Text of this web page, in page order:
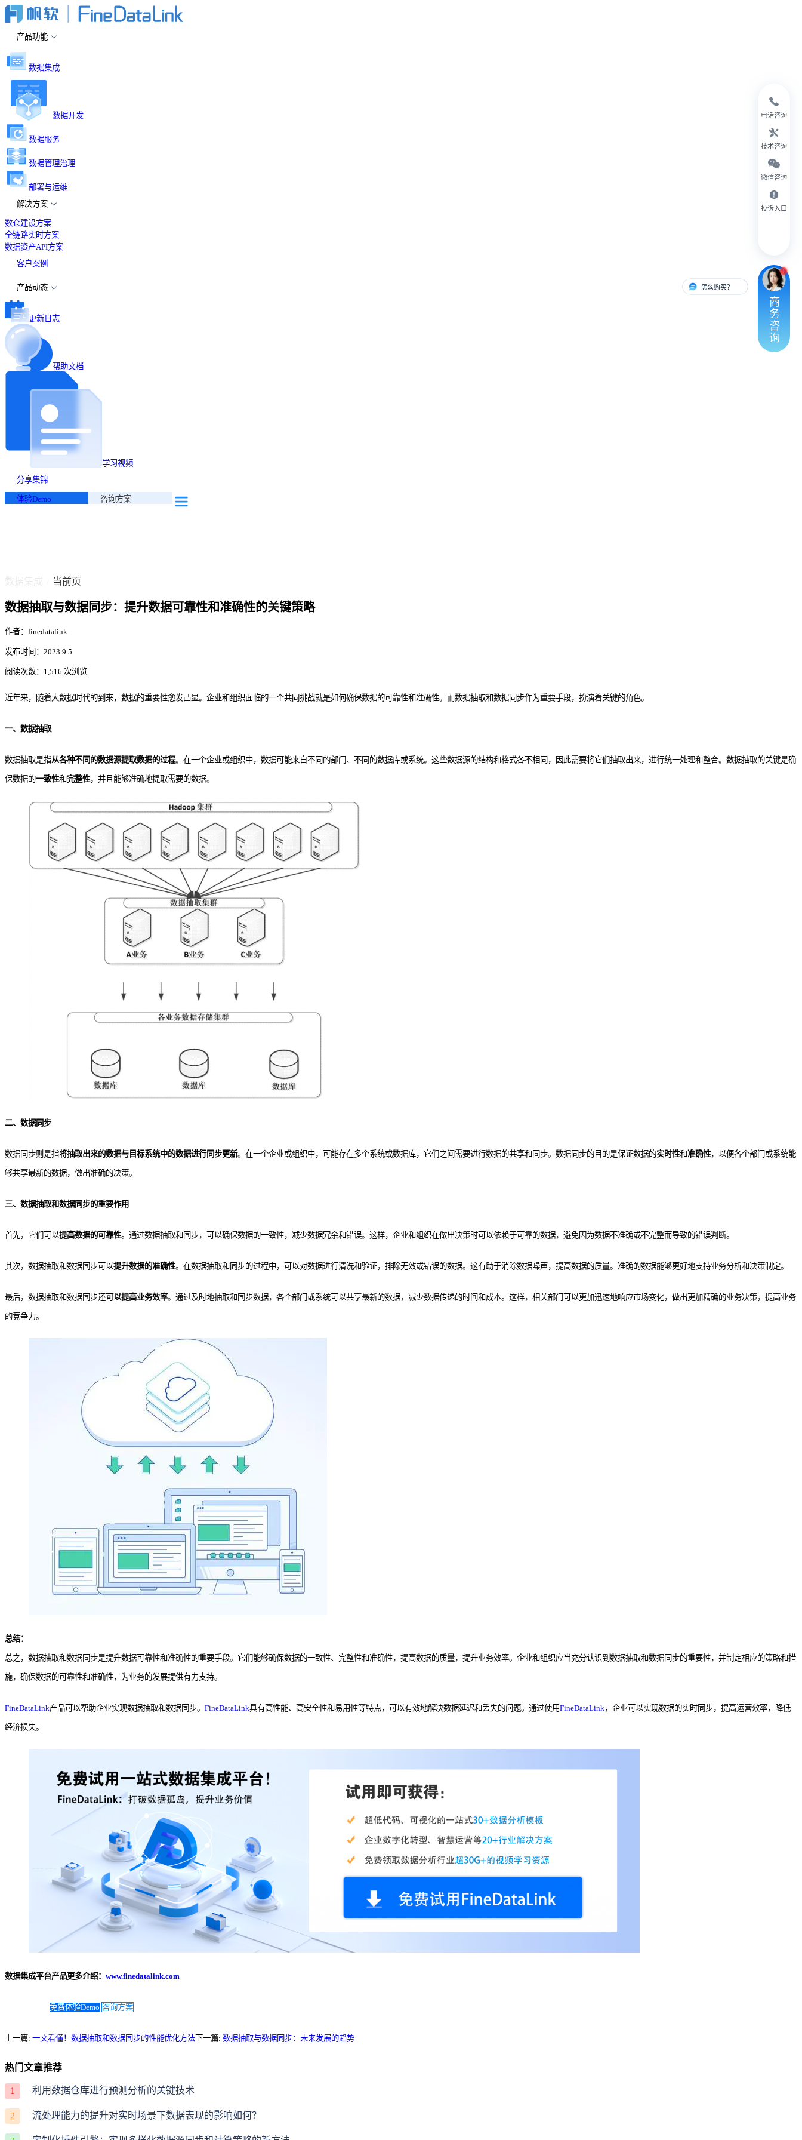
产品功能
数据集成
数据开发
数据服务
数据管理治理
部署与运维
解决方案
数仓建设方案
全链路实时方案
数据资产API方案
客户案例
产品动态
更新日志
帮助文档
学习视频
分享集锦
体验Demo 咨询方案
当前页
数据抽取与数据同步：提升数据可靠性和准确性的关键策略
作者：finedatalink
发布时间：2023.9.5
阅读次数：1,516 次浏览
近年来，随着大数据时代的到来，数据的重要性愈发凸显。企业和组织面临的一个共同挑战就是如何确保数据的可靠性和准确性。而数据抽取和数据同步作为重要手段，扮演着关键的角色。
一、数据抽取
数据抽取是指从各种不同的数据源提取数据的过程。在一个企业或组织中，数据可能来自不同的部门、不同的数据库或系统。这些数据源的结构和格式各不相同，因此需要将它们抽取出来，进行统一处理和整合。数据抽取的关键是确
保数据的一致性和完整性，并且能够准确地提取需要的数据。
二、数据同步
数据同步则是指将抽取出来的数据与目标系统中的数据进行同步更新。在一个企业或组织中，可能存在多个系统或数据库，它们之间需要进行数据的共享和同步。数据同步的目的是保证数据的实时性和准确性，以便各个部门或系统能
够共享最新的数据，做出准确的决策。
三、数据抽取和数据同步的重要作用
首先，它们可以提高数据的可靠性。通过数据抽取和同步，可以确保数据的一致性，减少数据冗余和错误。这样，企业和组织在做出决策时可以依赖于可靠的数据，避免因为数据不准确或不完整而导致的错误判断。
其次，数据抽取和数据同步可以提升数据的准确性。在数据抽取和同步的过程中，可以对数据进行清洗和验证，排除无效或错误的数据。这有助于消除数据噪声，提高数据的质量。准确的数据能够更好地支持业务分析和决策制定。
最后，数据抽取和数据同步还可以提高业务效率。通过及时地抽取和同步数据，各个部门或系统可以共享最新的数据，减少数据传递的时间和成本。这样，相关部门可以更加迅速地响应市场变化，做出更加精确的业务决策，提高业务
的竞争力。
总结：
总之，数据抽取和数据同步是提升数据可靠性和准确性的重要手段。它们能够确保数据的一致性、完整性和准确性，提高数据的质量，提升业务效率。企业和组织应当充分认识到数据抽取和数据同步的重要性，并制定相应的策略和措
施，确保数据的可靠性和准确性，为业务的发展提供有力支持。
FineDataLink产品可以帮助企业实现数据抽取和数据同步。 FineDataLink具有高性能、高安全性和易用性等特点，可以有效地解决数据延迟和丢失的问题。通过使用FineDataLink，企业可以实现数据的实时同步，提高运营效率，降低
经济损失。
数据集成平台产品更多介绍： www.finedatalink.com
免费体验Demo 咨询方案
上一篇: 一文看懂！数据抽取和数据同步的性能优化方法 下一篇: 数据抽取与数据同步：未来发展的趋势
热门文章推荐
1 利用数据仓库进行预测分析的关键技术
2 流处理能力的提升对实时场景下数据表现的影响如何？
电话咨询
技术咨询
微信咨询
投诉入口
怎么购买？ 有人对接
商
务
咨
询